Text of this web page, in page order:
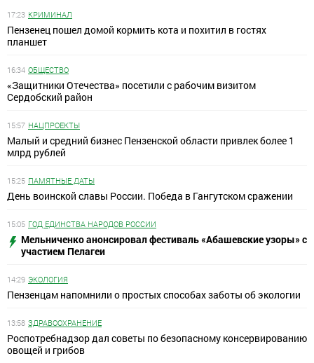
17:23 КРИМИНАЛ
Пензенец пошел домой кормить кота и похитил в гостях
планшет
16:34 ОБЩЕСТВО
«Защитники Отечества» посетили с рабочим визитом
Сердобский район
15:57 НАЦПРОЕКТЫ
Малый и средний бизнес Пензенской области привлек более 1
млрд рублей
15:25 ПАМЯТНЫЕ ДАТЫ
День воинской славы России. Победа в Гангутском сражении
15:05 ГОД ЕДИНСТВА НАРОДОВ РОССИИ
Мельниченко анонсировал фестиваль «Абашевские узоры» с
участием Пелагеи
14:29 ЭКОЛОГИЯ
Пензенцам напомнили о простых способах заботы об экологии
13:58 ЗДРАВООХРАНЕНИЕ
Роспотребнадзор дал советы по безопасному консервированию
овощей и грибов